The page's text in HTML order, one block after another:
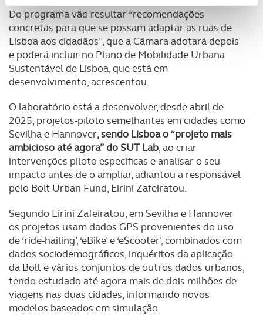
personalizar conteúdos e anúncios, para lhe proporcionar
funcionalidades de redes sociais, bem como para
analisar dados de navegação no nosso website.
Adicionalmente partilhamos informação, relativa à sua
utilização do nosso site de publicidade e de análise, com
O ACP garantirá que as transferências internacionais de
dados pessoais serão realizadas apenas com o seu
consentimento e quando tal se afigure estritamente
necessário no contexto dos serviços a prestar.
tecnologias similares pode ter impacto na sua
experiência de navegação no Website e nos serviços
disponibilizados.
Consulte a política de cookies do site.
Do programa vão resultar “recomendações
concretas para que se possam adaptar as ruas de
Lisboa aos cidadãos”, que a Câmara adotará depois
e poderá incluir no Plano de Mobilidade Urbana
Sustentável de Lisboa, que está em
desenvolvimento, acrescentou.
O laboratório está a desenvolver, desde abril de
2025, projetos-piloto semelhantes em cidades como
Sevilha e Hannover, sendo Lisboa o “projeto mais
ambicioso até agora” do SUT Lab, ao criar
intervenções piloto específicas e analisar o seu
impacto antes de o ampliar, adiantou a responsável
pelo Bolt Urban Fund, Eirini Zafeiratou.
Segundo Eirini Zafeiratou, em Sevilha e Hannover
os projetos usam dados GPS provenientes do uso
de ‘ride-hailing’, ‘eBike’ e ‘eScooter’, combinados com
dados sociodemográficos, inquéritos da aplicação
da Bolt e vários conjuntos de outros dados urbanos,
tendo estudado até agora mais de dois milhões de
viagens nas duas cidades, informando novos
modelos baseados em simulação.